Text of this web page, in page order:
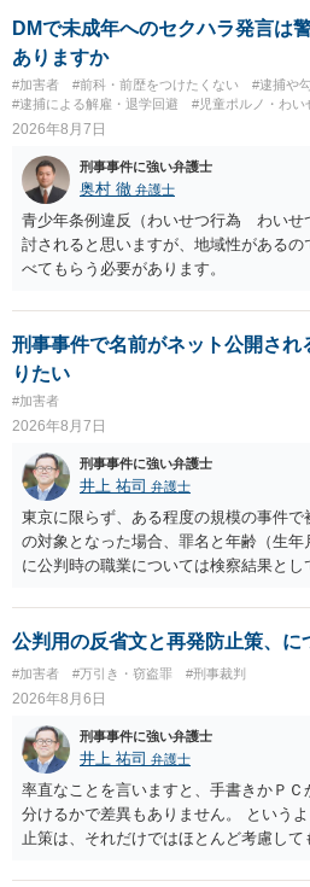
DMで未成年へのセクハラ発言は
ありますか
#加害者 #前科・前歴をつけたくない
#逮捕や
#逮捕による解雇・退学回避
#児童ポルノ・わい
2026年8月7日
刑事事件に強い弁護士
奥村 徹 弁護士
青少年条例違反（わいせつ行為 わいせ
討されると思いますが、地域性がある
べてもらう必要があります。
刑事事件で名前がネット公開され
りたい
#加害者
2026年8月7日
刑事事件に強い弁護士
井上 祐司 弁護士
東京に限らず、ある程度の規模の事件
の対象となった場合、罪名と年齢（生
に公判時の職業については検察結果と
公判用の反省文と再発防止策、に
#加害者 #万引き・窃盗罪 #刑事裁判
2026年8月6日
刑事事件に強い弁護士
井上 祐司 弁護士
率直なことを言いますと、手書きかＰ
分けるかで差異もありません。 という
止策は、それだけではほとんど考慮し